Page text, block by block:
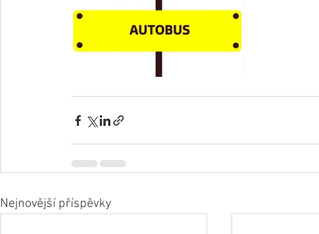
Nejnovější příspěvky